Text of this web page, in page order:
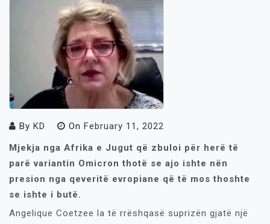
By KD On February 11, 2022
Mjekja nga Afrika e Jugut që zbuloi për herë të
parë variantin Omicron thotë se ajo ishte nën
presion nga qeveritë evropiane që të mos thoshte
se ishte i butë.
Angelique Coetzee la të rrëshqasë suprizën gjatë një